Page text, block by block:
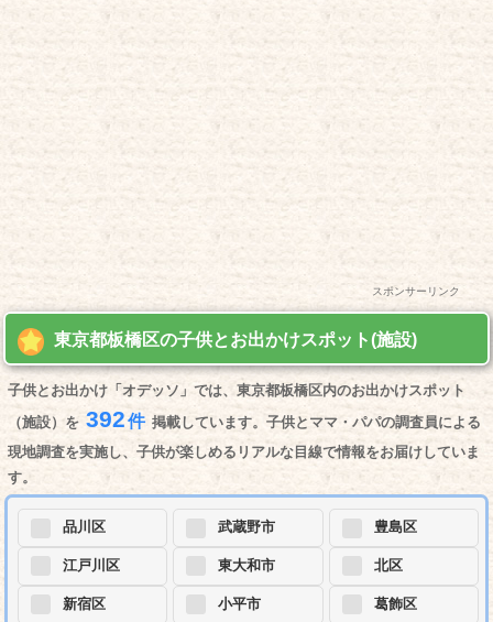
スポンサーリンク
東京都板橋区の子供とお出かけスポット(施設)
子供とお出かけ「オデッソ」では、東京都板橋区内のお出かけスポット
（施設）を 392件 掲載しています。子供とママ・パパの調査員による
現地調査を実施し、子供が楽しめるリアルな目線で情報をお届けしていま
す。
品川区
江戸川区
新宿区
武蔵野市
東大和市
小平市
豊島区
北区
葛飾区